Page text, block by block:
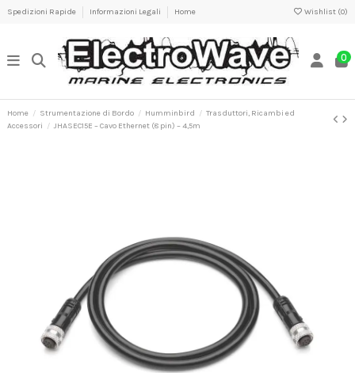
Spedizioni Rapide Informazioni Legali Home Wishlist (0)
0
Home Strumentazione di Bordo Humminbird
Trasduttori, Ricambi ed
Accessori
JHASEC15E – Cavo Ethernet (8 pin) – 4,5m